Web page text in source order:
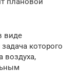
виде
которого
воздуха,